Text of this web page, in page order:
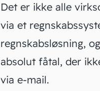
Det er ikke alle
via et
regnskabsløsning,
absolut fåtal, der
via e-mail.